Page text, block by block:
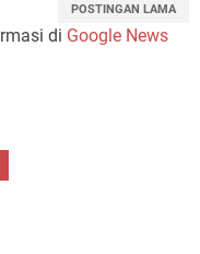
POSTINGAN LAMA
di Google News